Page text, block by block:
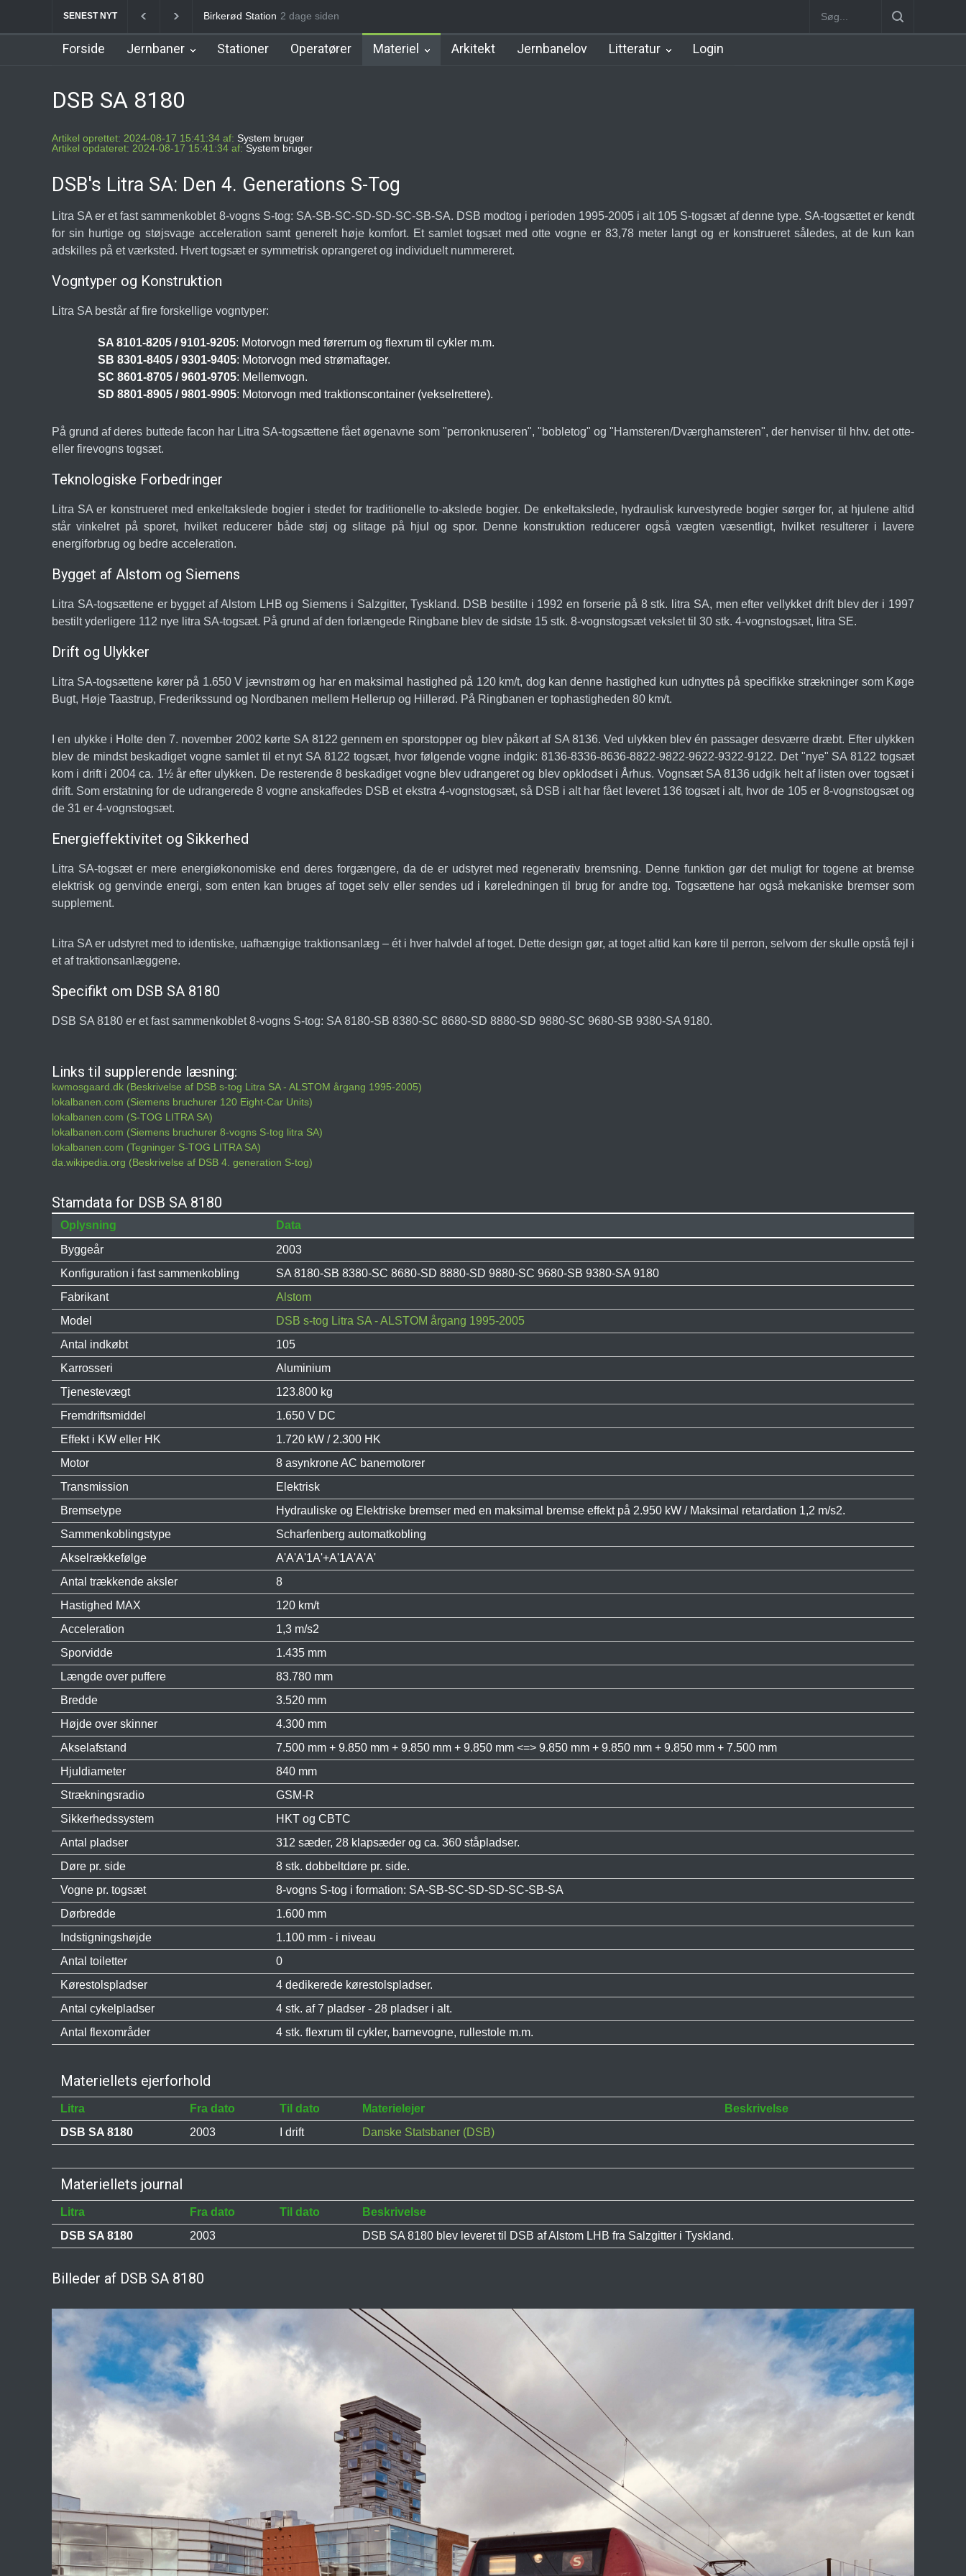
SENEST NYT Allerød Station Favrholm Station Nørrebro B Station [1886-1930] Nørrebro A Station
2 dage siden
Forside Jernbaner Stationer Operatører Materiel Arkitekt Jernbanelov Litteratur Login
DSB SA 8180
Artikel oprettet: 2024-08-17 15:41:34 af: System bruger
Artikel opdateret: 2024-08-17 15:41:34 af: System bruger
DSB's Litra SA: Den 4. Generations S-Tog
Litra SA er et fast sammenkoblet 8-vogns S-tog: SA-SB-SC-SD-SD-SC-SB-SA. DSB modtog i perioden 1995-2005 i alt 105 S-togsæt af denne type. SA-togsættet er kendt
for sin hurtige og støjsvage acceleration samt generelt høje komfort. Et samlet togsæt med otte vogne er 83,78 meter langt og er konstrueret således, at de kun kan
adskilles på et værksted. Hvert togsæt er symmetrisk oprangeret og individuelt nummereret.
Vogntyper og Konstruktion
Litra SA består af fire forskellige vogntyper:
SA 8101-8205 / 9101-9205: Motorvogn med førerrum og flexrum til cykler m.m.
SB 8301-8405 / 9301-9405: Motorvogn med strømaftager.
SC 8601-8705 / 9601-9705: Mellemvogn.
SD 8801-8905 / 9801-9905: Motorvogn med traktionscontainer (vekselrettere).
På grund af deres buttede facon har Litra SA-togsættene fået øgenavne som "perronknuseren", "bobletog" og "Hamsteren/Dværghamsteren", der henviser til hhv. det otte-
eller firevogns togsæt.
Teknologiske Forbedringer
Litra SA er konstrueret med enkeltakslede bogier i stedet for traditionelle to-akslede bogier. De enkeltakslede, hydraulisk kurvestyrede bogier sørger for, at hjulene altid
står vinkelret på sporet, hvilket reducerer både støj og slitage på hjul og spor. Denne konstruktion reducerer også vægten væsentligt, hvilket resulterer i lavere
energiforbrug og bedre acceleration.
Bygget af Alstom og Siemens
Litra SA-togsættene er bygget af Alstom LHB og Siemens i Salzgitter, Tyskland. DSB bestilte i 1992 en forserie på 8 stk. litra SA, men efter vellykket drift blev der i 1997
bestilt yderligere 112 nye litra SA-togsæt. På grund af den forlængede Ringbane blev de sidste 15 stk. 8-vognstogsæt vekslet til 30 stk. 4-vognstogsæt, litra SE.
Drift og Ulykker
Litra SA-togsættene kører på 1.650 V jævnstrøm og har en maksimal hastighed på 120 km/t, dog kan denne hastighed kun udnyttes på specifikke strækninger som Køge
Bugt, Høje Taastrup, Frederikssund og Nordbanen mellem Hellerup og Hillerød. På Ringbanen er tophastigheden 80 km/t.
I en ulykke i Holte den 7. november 2002 kørte SA 8122 gennem en sporstopper og blev påkørt af SA 8136. Ved ulykken blev én passager desværre dræbt. Efter ulykken
blev de mindst beskadiget vogne samlet til et nyt SA 8122 togsæt, hvor følgende vogne indgik: 8136-8336-8636-8822-9822-9622-9322-9122. Det "nye" SA 8122 togsæt
kom i drift i 2004 ca. 1½ år efter ulykken. De resterende 8 beskadiget vogne blev udrangeret og blev opklodset i Århus. Vognsæt SA 8136 udgik helt af listen over togsæt i
drift. Som erstatning for de udrangerede 8 vogne anskaffedes DSB et ekstra 4-vognstogsæt, så DSB i alt har fået leveret 136 togsæt i alt, hvor de 105 er 8-vognstogsæt og
de 31 er 4-vognstogsæt.
Energieffektivitet og Sikkerhed
Litra SA-togsæt er mere energiøkonomiske end deres forgængere, da de er udstyret med regenerativ bremsning. Denne funktion gør det muligt for togene at bremse
elektrisk og genvinde energi, som enten kan bruges af toget selv eller sendes ud i køreledningen til brug for andre tog. Togsættene har også mekaniske bremser som
supplement.
Litra SA er udstyret med to identiske, uafhængige traktionsanlæg – ét i hver halvdel af toget. Dette design gør, at toget altid kan køre til perron, selvom der skulle opstå fejl i
et af traktionsanlæggene.
Specifikt om DSB SA 8180
DSB SA 8180 er et fast sammenkoblet 8-vogns S-tog: SA 8180-SB 8380-SC 8680-SD 8880-SD 9880-SC 9680-SB 9380-SA 9180.
Links til supplerende læsning:
kwmosgaard.dk (Beskrivelse af DSB s-tog Litra SA - ALSTOM årgang 1995-2005)
lokalbanen.com (Siemens bruchurer 120 Eight-Car Units)
lokalbanen.com (S-TOG LITRA SA)
lokalbanen.com (Siemens bruchurer 8-vogns S-tog litra SA)
lokalbanen.com (Tegninger S-TOG LITRA SA)
da.wikipedia.org (Beskrivelse af DSB 4. generation S-tog)
Stamdata for DSB SA 8180
Oplysning
Data
Byggeår
2003
Konfiguration i fast sammenkobling
SA 8180-SB 8380-SC 8680-SD 8880-SD 9880-SC 9680-SB 9380-SA 9180
Fabrikant
Alstom
Model
DSB s-tog Litra SA - ALSTOM årgang 1995-2005
Antal indkøbt
105
Karrosseri
Aluminium
Tjenestevægt
123.800 kg
Fremdriftsmiddel
1.650 V DC
Effekt i KW eller HK
1.720 kW / 2.300 HK
Motor
8 asynkrone AC banemotorer
Transmission
Elektrisk
Bremsetype
Hydrauliske og Elektriske bremser med en maksimal bremse effekt på 2.950 kW / Maksimal retardation 1,2 m/s2.
Sammenkoblingstype
Scharfenberg automatkobling
Akselrækkefølge
A'A'A'1A'+A'1A'A'A'
Antal trækkende aksler
8
Hastighed MAX
120 km/t
Acceleration
1,3 m/s2
Sporvidde
1.435 mm
Længde over puffere
83.780 mm
Bredde
3.520 mm
Højde over skinner
4.300 mm
Akselafstand
7.500 mm + 9.850 mm + 9.850 mm + 9.850 mm <=> 9.850 mm + 9.850 mm + 9.850 mm + 7.500 mm
Hjuldiameter
840 mm
Strækningsradio
GSM-R
Sikkerhedssystem
HKT og CBTC
Antal pladser
312 sæder, 28 klapsæder og ca. 360 ståpladser.
Døre pr. side
8 stk. dobbeltdøre pr. side.
Vogne pr. togsæt
8-vogns S-tog i formation: SA-SB-SC-SD-SD-SC-SB-SA
Dørbredde
1.600 mm
Indstigningshøjde
1.100 mm - i niveau
Antal toiletter
0
Kørestolspladser
4 dedikerede kørestolspladser.
Antal cykelpladser
4 stk. af 7 pladser - 28 pladser i alt.
Antal flexområder
4 stk. flexrum til cykler, barnevogne, rullestole m.m.
Materiellets ejerforhold
Litra Fra dato Til dato Materielejer
Beskrivelse
DSB SA 8180
2003 I drift Danske Statsbaner (DSB)
Materiellets journal
Litra Fra dato Til dato
Beskrivelse
DSB SA 8180
2003 DSB SA 8180 blev leveret til DSB af Alstom LHB fra Salzgitter i Tyskland.
Billeder af DSB SA 8180